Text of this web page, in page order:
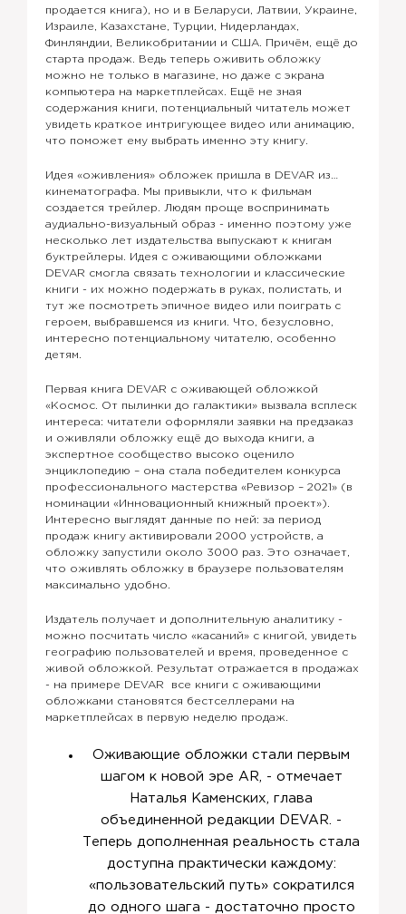
продается книга), но и в Беларуси, Латвии, Украине,
Израиле, Казахстане, Турции, Нидерландах,
Финляндии, Великобритании и США. Причём, ещё до
старта продаж. Ведь теперь оживить обложку
можно не только в магазине, но даже с экрана
компьютера на маркетплейсах. Ещё не зная
содержания книги, потенциальный читатель может
увидеть краткое интригующее видео или анимацию,
что поможет ему выбрать именно эту книгу.
Идея «оживления» обложек пришла в DEVAR из…
кинематографа. Мы привыкли, что к фильмам
создается трейлер. Людям проще воспринимать
аудиально-визуальный образ - именно поэтому уже
несколько лет издательства выпускают к книгам
буктрейлеры. Идея с оживающими обложками
DEVAR смогла связать технологии и классические
книги - их можно подержать в руках, полистать, и
тут же посмотреть эпичное видео или поиграть с
героем, выбравшемся из книги. Что, безусловно,
интересно потенциальному читателю, особенно
детям.
Первая книга DEVAR с оживающей обложкой
«Космос. От пылинки до галактики» вызвала всплеск
интереса: читатели оформляли заявки на предзаказ
и оживляли обложку ещё до выхода книги, а
экспертное сообщество высоко оценило
энциклопедию – она стала победителем конкурса
профессионального мастерства «Ревизор – 2021» (в
номинации «Инновационный книжный проект»).
Интересно выглядят данные по ней: за период
продаж книгу активировали 2000 устройств, а
обложку запустили около 3000 раз. Это означает,
что оживлять обложку в браузере пользователям
максимально удобно.
Издатель получает и дополнительную аналитику -
можно посчитать число «касаний» с книгой, увидеть
географию пользователей и время, проведенное с
живой обложкой. Результат отражается в продажах
- на примере DEVAR все книги с оживающими
обложками становятся бестселлерами на
маркетплейсах в первую неделю продаж.
Оживающие обложки стали первым
шагом к новой эре AR, - отмечает
Наталья Каменских, глава
объединенной редакции DEVAR. -
Теперь дополненная реальность стала
доступна практически каждому:
«пользовательский путь» сократился
до одного шага - достаточно просто